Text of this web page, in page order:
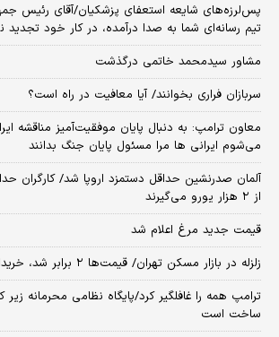
پس‌لرزه‌های شایعه استعفای پزشکیان/آقای رئیس
تیم رسانه‌ای شما به صدا درآمده، در کار خود تجدید
مشاور سیدمحمد خاتمی درگذشت
سربازان فراری بخوانند/ آیا معافیت در راه است؟
معاون ترامپ: به دنبال پایان موفقیت‌آمیز مناقشه
می‌شوم ایرانی ها مرا مسئول پایان جنگ بدانند
آلمان صدرنشین حداقل دستمزد اروپا شد/ کارگران
از ۲ هزار یورو می‌گیرند
قیمت جدید مرغ اعلام شد
زلزله در بازار مسکن تهران/ قیمت‌ها ۲ برابر شد، خریدار ناپدید شد
ترامپ همه را غافلگیر کرد/پایگاه نظامی محرمانه
ساخت است